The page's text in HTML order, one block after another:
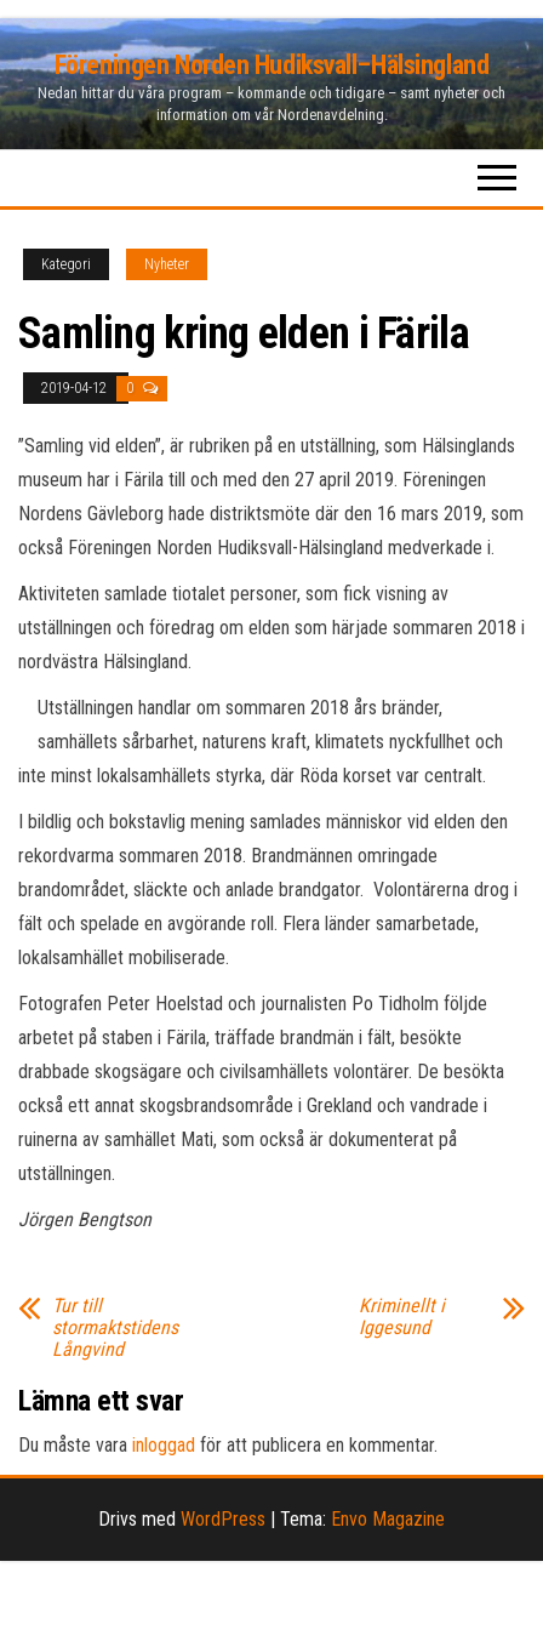
Hoppa
till
innehåll
Föreningen Norden Hudiksvall–Hälsingland
Nedan hittar du våra program – kommande och tidigare – samt nyheter och
information om vår Nordenavdelning.
Kategori Nyheter
Samling kring elden i Färila
2019-04-12 0
”Samling vid elden”, är rubriken på en utställning, som Hälsinglands
museum har i Färila till och med den 27 april 2019. Föreningen
Nordens Gävleborg hade distriktsmöte där den 16 mars 2019, som
också Föreningen Norden Hudiksvall-Hälsingland medverkade i.
Aktiviteten samlade tiotalet personer, som fick visning av
utställningen och föredrag om elden som härjade sommaren 2018 i
nordvästra Hälsingland.
Utställningen handlar om sommaren 2018 års bränder,
samhällets sårbarhet, naturens kraft, klimatets nyckfullhet och
inte minst lokalsamhällets styrka, där Röda korset var centralt.
I bildlig och bokstavlig mening samlades människor vid elden den
rekordvarma sommaren 2018. Brandmännen omringade
brandområdet, släckte och anlade brandgator. Volontärerna drog i
fält och spelade en avgörande roll. Flera länder samarbetade,
lokalsamhället mobiliserade.
Fotografen Peter Hoelstad och journalisten Po Tidholm följde
arbetet på staben i Färila, träffade brandmän i fält, besökte
drabbade skogsägare och civilsamhällets volontärer. De besökta
också ett annat skogsbrandsområde i Grekland och vandrade i
ruinerna av samhället Mati, som också är dokumenterat på
utställningen.
Jörgen Bengtson
Tur till
stormaktstidens
Långvind
Kriminellt i
Iggesund
Lämna ett svar
Du måste vara inloggad för att publicera en kommentar.
Drivs med WordPress | Tema: Envo Magazine